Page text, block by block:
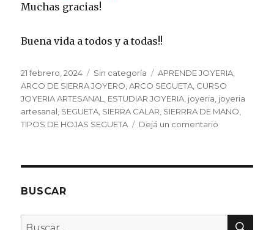
Muchas gracias!
Buena vida a todos y a todas!!
Publicado
el
21 febrero, 2024 Categorías
Sin categoría Etiquetas
APRENDE JOYERIA,
ARCO DE SIERRA JOYERO,ARCO SEGUETA, CURSO
JOYERIA ARTESANAL, ESTUDIAR JOYERIA, joyeria, joyeria
artesanal, SEGUETA, SIERRA CALAR, SIERRRA DE MANO,
TIPOS DE HOJAS SEGUETA
Dejá un comentario
BUSCAR
Buscar